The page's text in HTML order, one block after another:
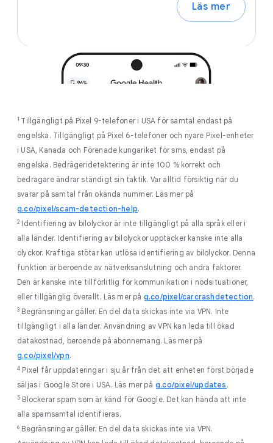
Läs mer
1 Tillgängligt på Pixel 9-telefoner i USA för samtal endast på
engelska. Tillgängligt på Pixel 6-telefoner och nyare Pixel-enheter
i USA, Kanada och Förenade kungariket för sms, endast på
engelska. Bedrägeridetektering är inte 100 % korrekt och
bedragare ändrar ständigt sin taktik. Var alltid försiktig när du
svarar på samtal från okända nummer. Läs mer på
g.co/pixel/scam-detection-help.
2 Identifiering av bilolyckor är inte tillgängligt på alla språk eller i
alla länder. Identifiering av bilolyckor upptäcker kanske inte alla
olyckor. Kraftiga stötar kan utlösa identifiering av bilolyckor. Denna
funktion är beroende av nätverksanslutning och andra faktorer.
Den är kanske inte tillförlitlig för kommunikation i nödsituationer,
eller tillgänglig överallt. Läs mer på g.co/pixel/carcrashdetection.
3 Begränsningar gäller. En del data skickas inte via VPN. Inte
tillgängligt i alla länder. Användning av VPN kan leda till ökad
datakostnad, beroende på abonnemang. Läs mer på
g.co/pixel/vpn.
4 Pixel får uppdateringar i sju år från det att enheten först började
säljas i Google Store i USA. Läs mer på g.co/pixel/updates .
5 Blockerar spam som är känd för Google. Det kan hända att inte
alla spamsamtal identifieras.
6 Begränsningar gäller. En del data skickas inte via VPN.